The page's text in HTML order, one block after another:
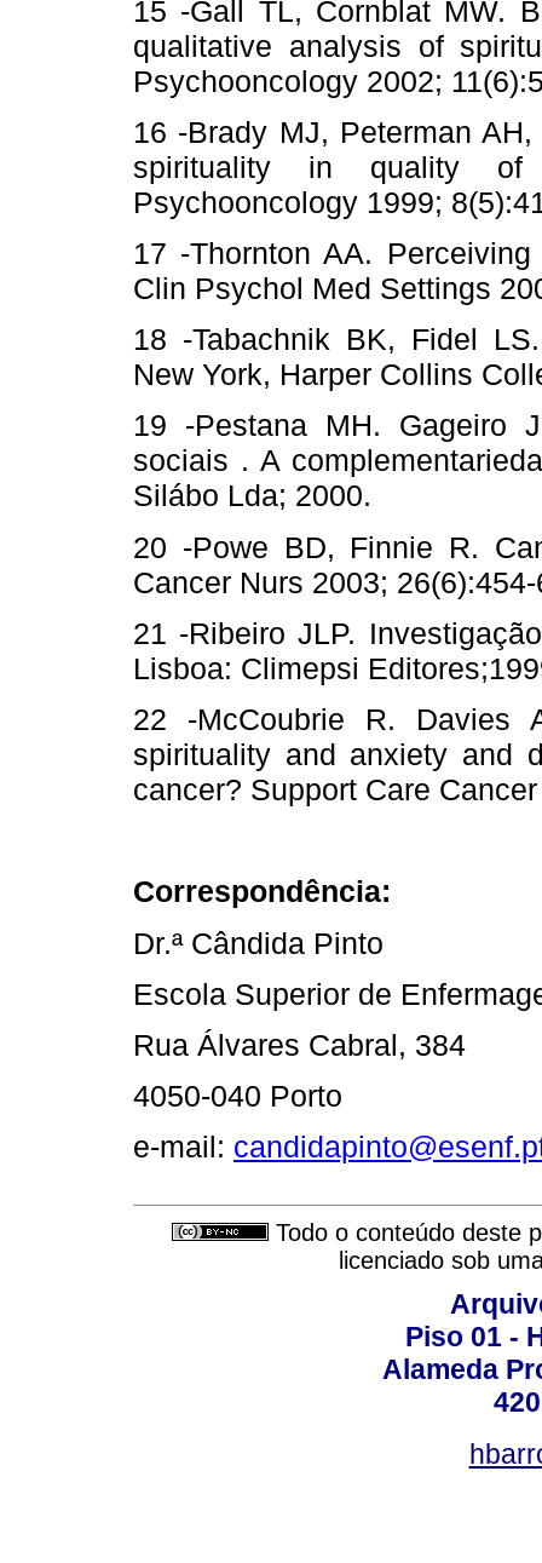
15 -Gall TL, Cornblat MW.
qualitative analysis of
Psychooncology 2002;
16 -Brady MJ, Peterman
spirituality in quality of
Psychooncology 1999;
17 -Thornton AA.
Clin Psychol Med Settings
18 -Tabachnik BK, Fidel
New York, Harper Collins
19 -Pestana MH. Gageiro
sociais . A
Silábo Lda; 2000.
20 -Powe BD, Finnie R.
Cancer Nurs 2003;
21 -Ribeiro JLP.
Lisboa: Climepsi
22 -McCoubrie R. Davies
spirituality and anxiety and
cancer? Support Care
Correspondência:
Dr.ª Cândida Pinto
Escola Superior de
Rua Álvares Cabral, 384
4050-040 Porto
e-mail:
Todo o conteúdo deste
licenciado sob
Piso 01 -
Alameda